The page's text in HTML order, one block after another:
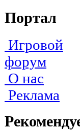
Портал
Игровой
форум
О нас
Реклама